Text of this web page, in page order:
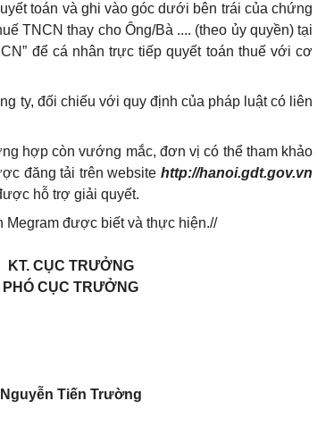
toán và ghi vào góc dưới bên trái của chứng
TNCN thay cho Ông/Bà .... (theo ủy quyền) tại
để cá nhân trực tiếp quyết toán thuế với cơ
ty, đối chiếu với quy định của pháp luật có liên
hợp còn vướng mắc, đơn vị có thể tham khảo
đăng tải trên website http://hanoi.gdt.gov.vn
hỗ trợ giải quyết.
Megram được biết và thực hiện.//
KT. CỤC TRƯỞNG
PHÓ CỤC TRƯỞNG
Nguyễn Tiến Trường